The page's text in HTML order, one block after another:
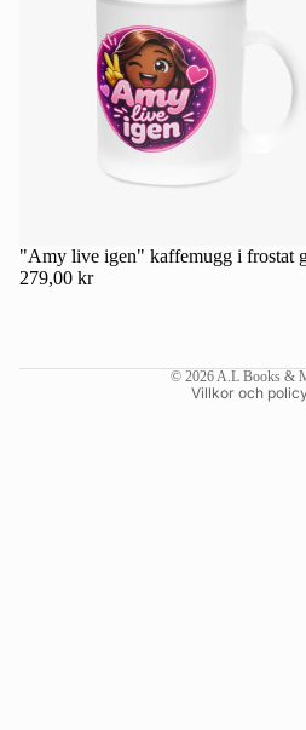
"Amy live igen" kaffemugg i frostat
279,00 kr
© 2026A.L Books &
Villkor och
Integritetspolicy
Återbetalningspolicy